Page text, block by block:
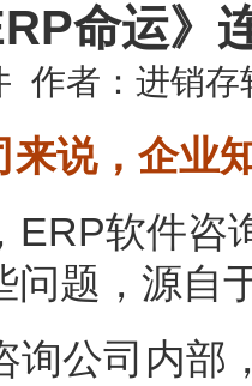
命运》
作者：进销
说，企业
ERP软件咨
问题，源自
询公司内部